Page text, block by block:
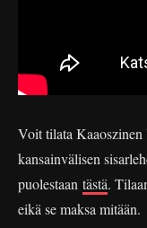
Voit tilata Kaaoszinen
kansainvälisen
puolestaan tästä.
eikä se maksa mitään.